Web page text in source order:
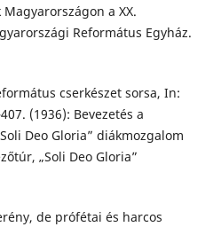
a XX.
Református Egyház.
cserkészet sorsa, In:
(1936): Bevezetés a
Deo Gloria” diákmozgalom
„Soli Deo Gloria”
de prófétai és harcos